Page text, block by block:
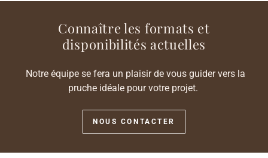
Connaître les formats et
disponibilités actuelles
Notre équipe se fera un plaisir de vous guider vers la
pruche idéale pour votre projet.
NOUS CONTACTER